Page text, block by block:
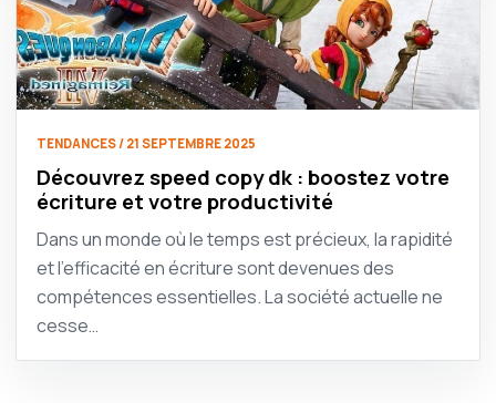
TENDANCES / 21 SEPTEMBRE 2025
Découvrez speed copy dk : boostez votre
écriture et votre productivité
Dans un monde où le temps est précieux, la rapidité
et l’efficacité en écriture sont devenues des
compétences essentielles. La société actuelle ne
cesse…